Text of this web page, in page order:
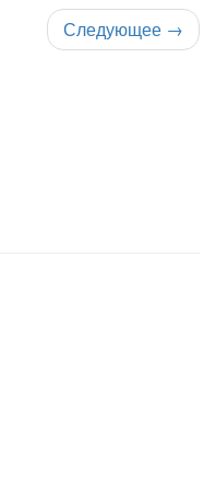
Следующее →